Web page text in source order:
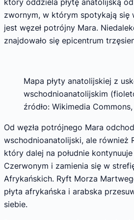
który oddziela płytę anatolijską
zwornym, w którym spotykają się
jest węzeł potrójny Mara.
znajdowało się epicentrum
Mapa płyty anatolijskiej z
wschodnioanatolijskim
źródło: Wikimedia
Od węzła potrójnego Mara
wschodnioanatolijski, ale również
który dalej na południe
Czerwonym i zamienia się w
Afrykańskich. Ryft Morza
płyta afrykańska i arabska
siebie.